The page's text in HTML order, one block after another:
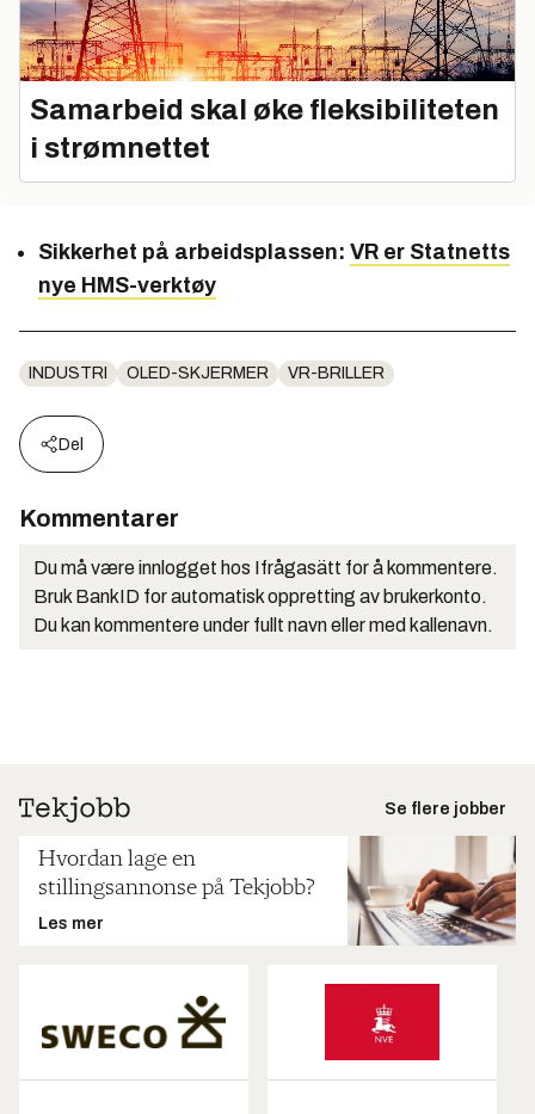
Samarbeid skal øke fleksibiliteten
i strømnettet
Sikkerhet på arbeidsplassen: VR er Statnetts
nye HMS-verktøy
INDUSTRI OLED-SKJERMER VR-BRILLER
Del
Kommentarer
Du må være innlogget hos Ifrågasätt for å kommentere.
Bruk BankID for automatisk oppretting av brukerkonto.
Du kan kommentere under fullt navn eller med kallenavn.
Se flere jobber
Hvordan lage en
stillingsannonse på Tekjobb?
Les mer